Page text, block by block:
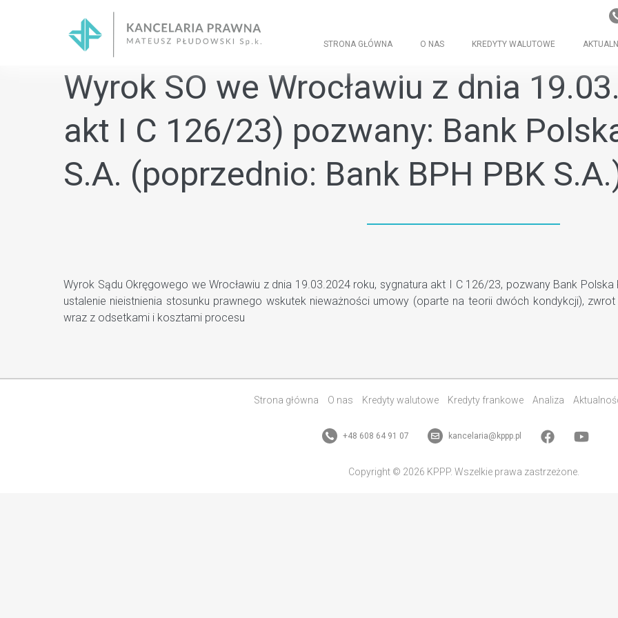
STRONA GŁÓWNA O NAS KREDYTY WALUTOWE
Wyrok SO we Wrocławiu z dnia
akt I C 126/23) pozwany: Bank
S.A. (poprzednio: Bank BPH PBK
Wyrok Sądu Okręgowego we Wrocławiu z dnia 19.03.2024 roku, sygnatura akt I C 126/23, pozwany Bank Polska
ustalenie nieistnienia stosunku prawnego wskutek nieważności umowy (oparte na teorii dwóch kondykcji),
wraz z odsetkami i kosztami procesu
Strona główna O nas Kredyty walutowe Kredyty frankowe Analiza
+48 608 64 91 07 kancelaria@kppp.pl
Copyright © 2026 KPPP. Wszelkie prawa zastrzeżone.